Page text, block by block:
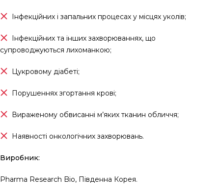
Інфекційних і запальних процесах у місцях уколів;
Інфекційних та інших захворюваннях, що
супроводжуються лихоманкою;
Цукровому діабеті;
Порушеннях згортання крові;
Вираженому обвисанні м’яких тканин обличчя;
Наявності онкологічних захворювань.
Виробник:
Pharma Research Bio, Південна Корея.